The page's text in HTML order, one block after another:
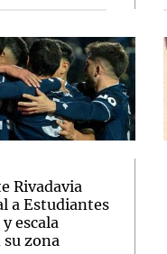
Rivadavia
a Estudiantes
escala
su zona
Cadena 3 en Groenlandia